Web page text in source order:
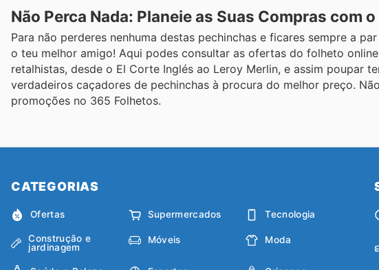
Não Perca Nada: Planeie as Suas Compras com
Para não perderes nenhuma destas pechinchas e ficares sempre a
o teu melhor amigo! Aqui podes consultar as ofertas do folheto
retalhistas, desde o El Corte Inglés ao Leroy Merlin, e assim poupar
verdadeiros caçadores de pechinchas à procura do melhor preço.
promoções no 365 Folhetos.
CATEGORIAS
Ofertas Supermercados Tecnologia
Construção e
jardinagem
Móveis Moda